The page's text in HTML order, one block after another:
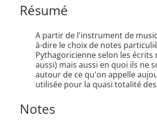
Résumé
A partir de l'instrument de
à-dire le choix de notes
Pythagoricienne selon les
aussi) mais aussi en quoi ils
autour de ce qu'on appelle
utilisée pour la quasi totalité
Notes